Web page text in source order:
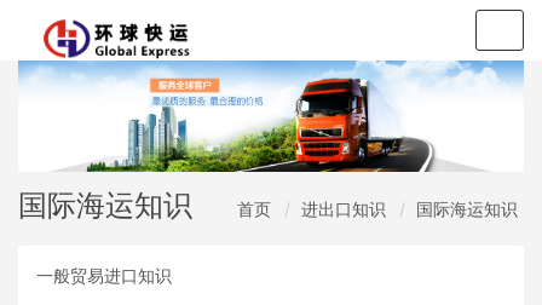
国际海运知识 首页 进出口知识 国际海运知识
一般贸易进口知识